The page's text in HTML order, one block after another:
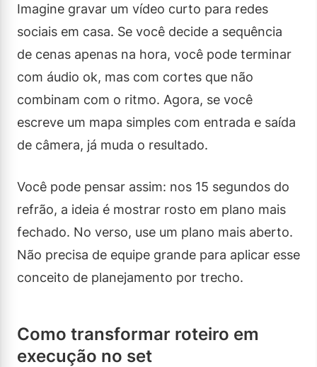
Imagine gravar um vídeo curto para redes
sociais em casa. Se você decide a sequência
de cenas apenas na hora, você pode terminar
com áudio ok, mas com cortes que não
combinam com o ritmo. Agora, se você
escreve um mapa simples com entrada e saída
de câmera, já muda o resultado.
Você pode pensar assim: nos 15 segundos do
refrão, a ideia é mostrar rosto em plano mais
fechado. No verso, use um plano mais aberto.
Não precisa de equipe grande para aplicar esse
conceito de planejamento por trecho.
Como transformar roteiro em
execução no set